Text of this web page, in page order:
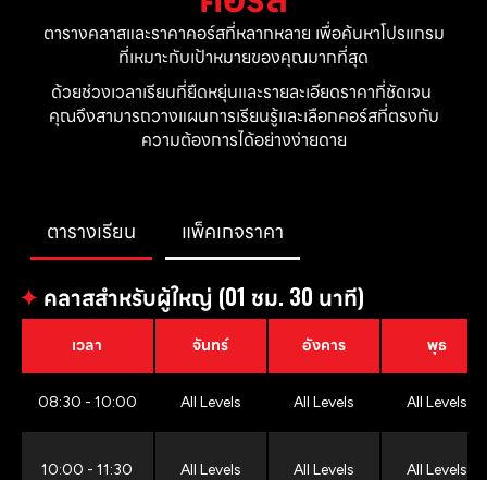
ตารางคลาสและราคาคอร์สที่หลากหลาย เพื่อค้นหาโปรแกรม
ที่เหมาะกับเป้าหมายของคุณมากที่สุด
ด้วยช่วงเวลาเรียนที่ยืดหยุ่นและรายละเอียดราคาที่ชัดเจน
คุณจึงสามารถวางแผนการเรียนรู้และเลือกคอร์สที่ตรงกับ
ความต้องการได้อย่างง่ายดาย
ตารางเรียน แพ็คเกจราคา
✦ คลาสสำหรับผู้ใหญ่ (01 ชม. 30 นาที)
เวลา จันทร์ อังคาร พุธ
08:30 - 10:00 All Levels All Levels All Levels
10:00 - 11:30 All Levels All Levels All Levels